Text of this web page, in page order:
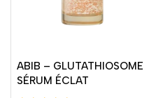
ABIB – GLUTATHIOSOME
SÉRUM ÉCLAT